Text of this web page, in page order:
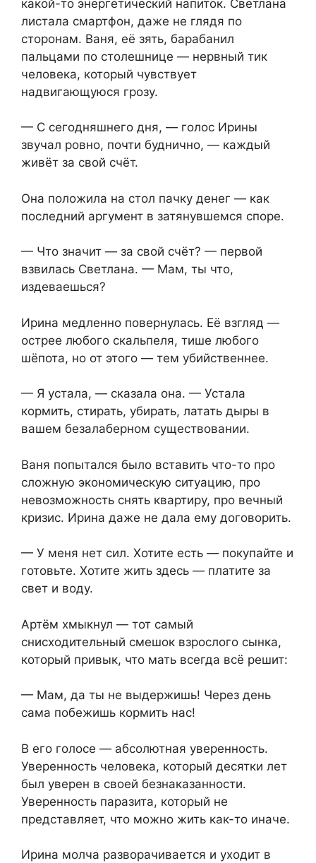
какой-то энергетический напиток. Светлана
листала смартфон, даже не глядя по
сторонам. Ваня, её зять, барабанил
пальцами по столешнице — нервный тик
человека, который чувствует
надвигающуюся грозу.
— С сегодняшнего дня, — голос Ирины
звучал ровно, почти буднично, — каждый
живёт за свой счёт.
Она положила на стол пачку денег — как
последний аргумент в затянувшемся споре.
— Что значит — за свой счёт? — первой
взвилась Светлана. — Мам, ты что,
издеваешься?
Ирина медленно повернулась. Её взгляд —
острее любого скальпеля, тише любого
шёпота, но от этого — тем убийственнее.
— Я устала, — сказала она. — Устала
кормить, стирать, убирать, латать дыры в
вашем безалаберном существовании.
Ваня попытался было вставить что-то про
сложную экономическую ситуацию, про
невозможность снять квартиру, про вечный
кризис. Ирина даже не дала ему договорить.
— У меня нет сил. Хотите есть — покупайте и
готовьте. Хотите жить здесь — платите за
свет и воду.
Артём хмыкнул — тот самый
снисходительный смешок взрослого сынка,
который привык, что мать всегда всё решит:
— Мам, да ты не выдержишь! Через день
сама побежишь кормить нас!
В его голосе — абсолютная уверенность.
Уверенность человека, который десятки лет
был уверен в своей безнаказанности.
Уверенность паразита, который не
представляет, что можно жить как-то иначе.
Ирина молча разворачивается и уходит в